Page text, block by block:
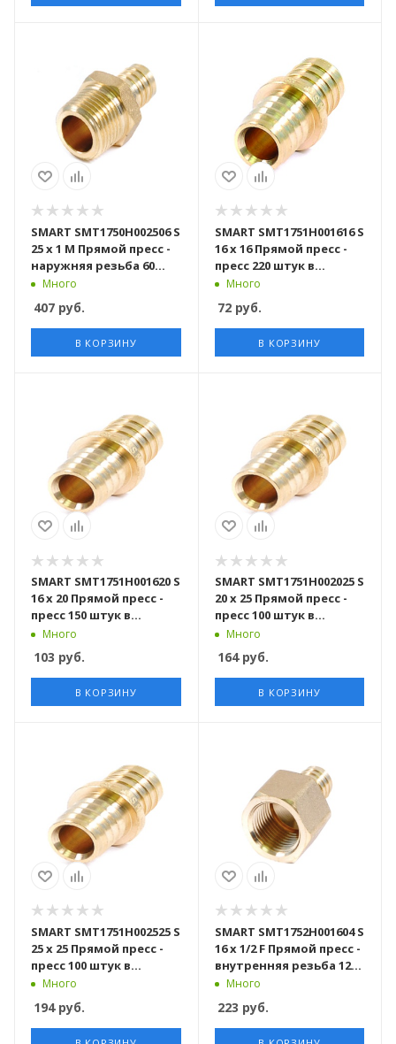
SMART SMT1750H002506 S
25 x 1 M Прямой пресс -
наружняя резьба 60
штук в упаковке
Много
407 руб.
В КОРЗИНУ
SMART SMT1751H001616 S
16 x 16 Прямой пресс -
пресс 220 штук в
упаковке
Много
72руб.
В КОРЗИНУ
SMART SMT1751H001620 S
16 x 20 Прямой пресс -
пресс 150 штук в
упаковке
Много
103 руб.
В КОРЗИНУ
SMART SMT1751H002025 S
20 x 25 Прямой пресс -
пресс 100 штук в
упаковке
Много
164руб.
В КОРЗИНУ
SMART SMT1751H002525 S
25 x 25 Прямой пресс -
пресс 100 штук в
упаковке
Много
194руб.
SMART SMT1752H001604 S
16 x 1/2 F Прямой пресс -
внутренняя резьба 120
штук в упаковке
Много
223 руб.